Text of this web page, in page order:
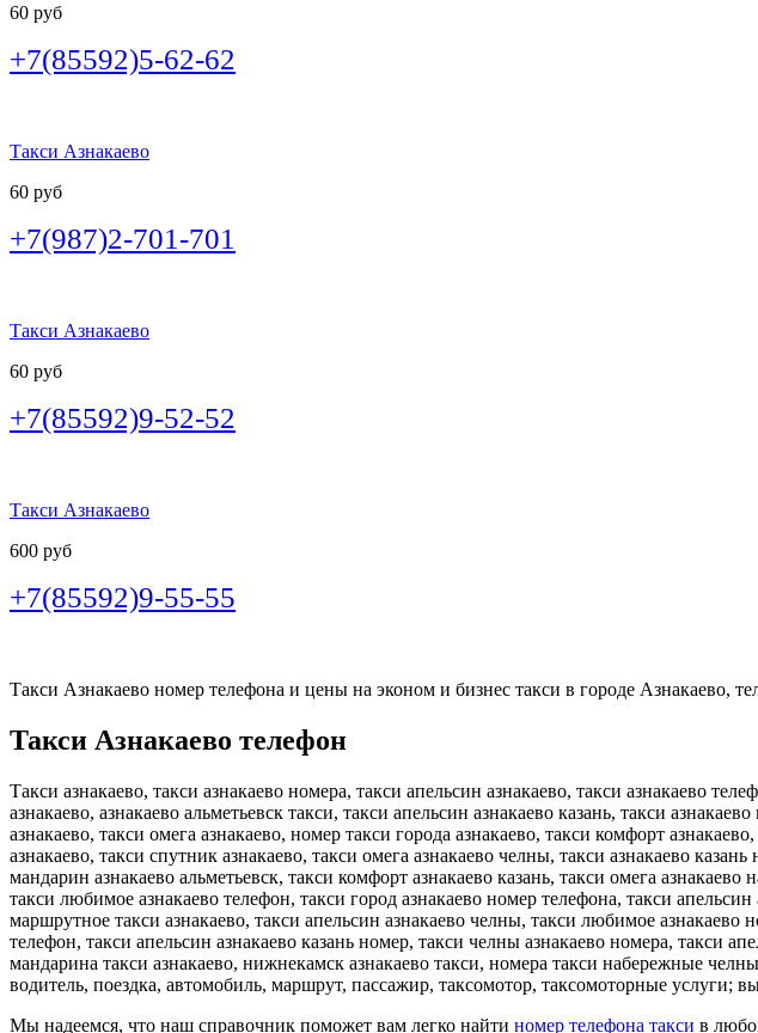
60 руб
+7(85592)5-62-62
Такси Азнакаево
60 руб
+7(987)2-701-701
Такси Азнакаево
60 руб
+7(85592)9-52-52
Такси Азнакаево
600 руб
+7(85592)9-55-55
Такси Азнакаево номер телефона и цены на эконом и бизнес такси в городе Азнакаево,
Такси Азнакаево телефон
Такси азнакаево, такси азнакаево номера, такси апельсин азнакаево, такси азнакаево
азнакаево, азнакаево альметьевск такси, такси апельсин азнакаево казань, такси
азнакаево, такси омега азнакаево, номер такси города азнакаево, такси комфорт
азнакаево, такси спутник азнакаево, такси омега азнакаево челны, такси азнакаево
мандарин азнакаево альметьевск, такси комфорт азнакаево казань, такси омега
такси любимое азнакаево телефон, такси город азнакаево номер телефона, такси
маршрутное такси азнакаево, такси апельсин азнакаево челны, такси любимое азнакаево
телефон, такси апельсин азнакаево казань номер, такси челны азнакаево номера, такси
мандарина такси азнакаево, нижнекамск азнакаево такси, номера такси набережные
водитель, поездка, автомобиль, маршрут, пассажир, таксомотор, таксомоторные услуги;
Мы надеемся, что наш справочник поможет вам легко найти номер телефона такси в